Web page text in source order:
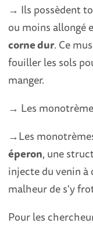
→ Ils possèdent
ou moins allongé
corne dur. Ce
fouiller les sols
manger.
→ Les
→Les
éperon, une
injecte du venin
malheur de s'y
Pour les